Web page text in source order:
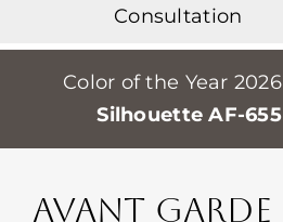
Professionals
Stores
Consultation
Color of the Year 2026
Silhouette AF-655
AVANT GARDE